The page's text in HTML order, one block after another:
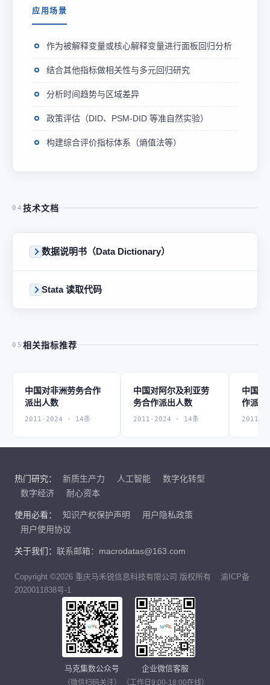
应用场景
作为被解释变量或核心解释变量进行面板回归分析
结合其他指标做相关性与多元回归研究
分析时间趋势与区域差异
政策评估（DID、PSM-DID 等准自然实验）
构建综合评价指标体系（熵值法等）
04 技术文档
数据说明书（Data Dictionary）
Stata 读取代码
05 相关指标推荐
中国对非洲劳务合作
派出人数
2011-2024 · 14条
中国对阿尔及利亚劳
务合作派出人数
2011-2024 · 14条
中国对
作派出
2011-
热门研究： 新质生产力 人工智能
数字化转型
数字经济
耐心资本
使用必看： 知识产权保护声明
用户隐私政策
用户使用协议
关于我们： 联系邮箱：macrodatas@163.com
Copyright ©2026 重庆马禾锐信息科技有限公司 版权所有
渝ICP备
2020011838号-1
马克集数公众号
（微信扫码关注）
企业微信客服
（工作日9:00-18:00在线）